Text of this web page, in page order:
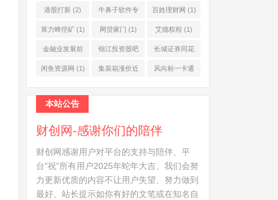
部(1)
港股打新 (2) 牛鼻子软件专
业版(1)
百姓理财网 (1)
算力蜂挖矿(1) 网贷家门 (1) 艾德权程 (1)
金融业发展前
景(1)
锦江投资股吧
(1)
长城证券同花
顺(1)
闲鱼资源网 (1) 集装箱涨价近 风向标一卡通
本站公告
财创网-感谢你们的陪伴
财创网感谢用户对平台的支持与陪伴、平
台"祝"所有用户2025年蛇年大吉、我们会努
力更新优质的内容不让用户失望、努力做到
最好、站长提示如你有好的文笔或在知名自